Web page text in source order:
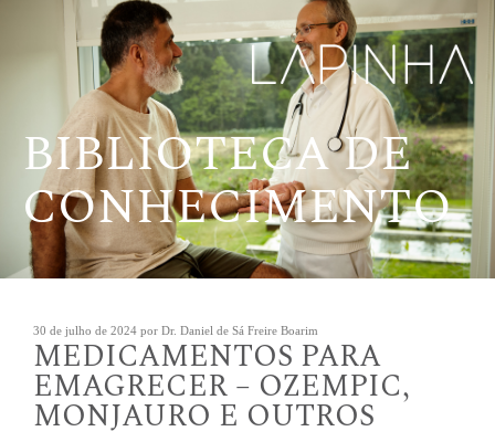
BIBLIOTECA DE
CONHECIMENTO
Publicado
em
30 de julho de 2024 por Dr. Daniel de Sá Freire Boarim
MEDICAMENTOS PARA
EMAGRECER – OZEMPIC,
MONJAURO E OUTROS